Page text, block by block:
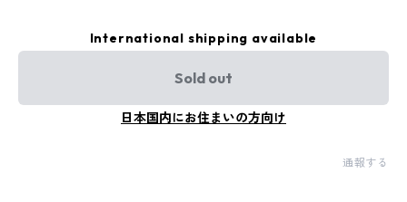
International shipping available
Sold out
日本国内にお住まいの方向け
通報する